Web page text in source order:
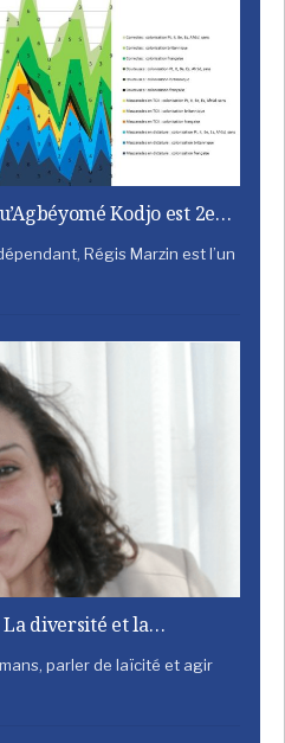
Kodjo est 2e…
Régis Marzin est l’un
La diversité et la…
parler de laïcité et agir